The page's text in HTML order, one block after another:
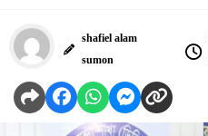
shafiel alam
sumon